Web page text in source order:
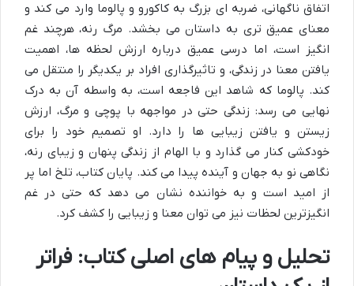
اتفاق ناگهانی، ضربه ای بزرگ به کاکورو و پالوما وارد می کند و
معنای عمیق تری به داستان می بخشد. مرگ رنه، هرچند غم
انگیز است، اما درسی عمیق درباره ارزش لحظه ها، اهمیت
یافتن معنا در زندگی، و تاثیرگذاری افراد بر یکدیگر را منتقل می
کند. پالوما که شاهد این فاجعه است، به واسطه آن به درک
نهایی می رسد: زندگی حتی در مواجهه با پوچی و مرگ، ارزش
زیستن و یافتن زیبایی ها را دارد. او تصمیم خود را برای
خودکشی کنار می گذارد و با الهام از زندگی پنهان و زیبای رنه،
نگاهی نو به جهان و آینده پیدا می کند. پایان کتاب، تلخ اما پر
از امید است و به خواننده نشان می دهد که حتی در غم
انگیزترین لحظات نیز می توان معنا و زیبایی را کشف کرد.
تحلیل و پیام های اصلی کتاب: فراتر